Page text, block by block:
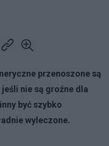
przenoszone są
nie są groźne dla
być szybko
wyleczone.